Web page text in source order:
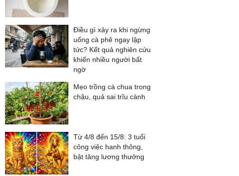
Điều gì xảy ra khi ngừng
uống cà phê ngay lập
tức? Kết quả nghiên cứu
khiến nhiều người bất
ngờ
Mẹo trồng cà chua trong
chậu, quả sai trĩu cành
Từ 4/8 đến 15/8: 3 tuổi
công việc hanh thông,
bật tăng lương thưởng